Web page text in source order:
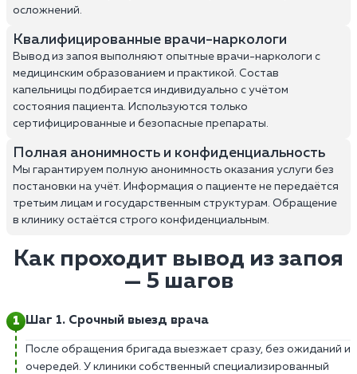
осложнений.
Квалифицированные врачи-наркологи
Вывод из запоя выполняют опытные врачи-наркологи с
медицинским образованием и практикой. Состав
капельницы подбирается индивидуально с учётом
состояния пациента. Используются только
сертифицированные и безопасные препараты.
Полная анонимность и конфиденциальность
Мы гарантируем полную анонимность оказания услуги без
постановки на учёт. Информация о пациенте не передаётся
третьим лицам и государственным структурам. Обращение
в клинику остаётся строго конфиденциальным.
Как проходит вывод из запоя
— 5 шагов
Шаг 1. Срочный выезд врача
После обращения бригада выезжает сразу, без ожиданий и
очередей. У клиники собственный специализированный